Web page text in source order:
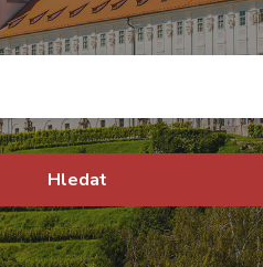
Hledat